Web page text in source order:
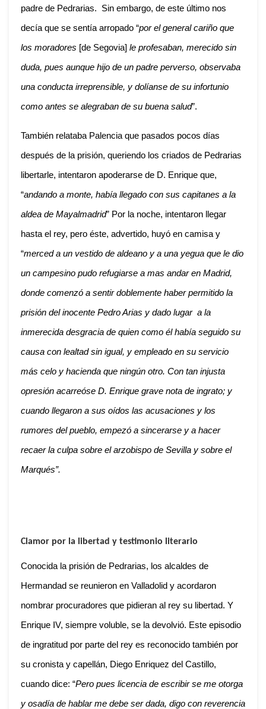
padre de Pedrarias. Sin embargo, de este último nos
decía que se sentía arropado “por el general cariño que
los moradores [de Segovia] le profesaban, merecido sin
duda, pues aunque hijo de un padre perverso, observaba
una conducta irreprensible, y dolíanse de su infortunio
como antes se alegraban de su buena salud”.
También relataba Palencia que pasados pocos días
después de la prisión, queriendo los criados de Pedrarias
libertarle, intentaron apoderarse de D. Enrique que,
“andando a monte, había llegado con sus capitanes a la
aldea de Mayalmadrid” Por la noche, intentaron llegar
hasta el rey, pero éste, advertido, huyó en camisa y
“merced a un vestido de aldeano y a una yegua que le dio
un campesino pudo refugiarse a mas andar en Madrid,
donde comenzó a sentir doblemente haber permitido la
prisión del inocente Pedro Arias y dado lugar a la
inmerecida desgracia de quien como él había seguido su
causa con lealtad sin igual, y empleado en su servicio
más celo y hacienda que ningún otro. Con tan injusta
opresión acarreóse D. Enrique grave nota de ingrato; y
cuando llegaron a sus oídos las acusaciones y los
rumores del pueblo, empezó a sincerarse y a hacer
recaer la culpa sobre el arzobispo de Sevilla y sobre el
Marqués”.
Clamor por la libertad y testimonio literario
Conocida la prisión de Pedrarias, los alcaldes de
Hermandad se reunieron en Valladolid y acordaron
nombrar procuradores que pidieran al rey su libertad. Y
Enrique IV, siempre voluble, se la devolvió. Este episodio
de ingratitud por parte del rey es reconocido también por
su cronista y capellán, Diego Enriquez del Castillo,
cuando dice: “Pero pues licencia de escribir se me otorga
y osadía de hablar me debe ser dada, digo con reverencia